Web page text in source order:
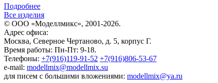
Подробнее
Все изделия
© ООО «Моделлмикс», 2001-2026.
Адрес офиса:
Москва, Северное Чертаново, д. 5, корпус Г.
Время работы: Пн-Пт: 9-18.
Телефоны: +7(916)119-91-52 +7(916)806-53-67
e-mail: modellmix@modellmix.su
для писем с большими вложениями: modellmix@ya.ru